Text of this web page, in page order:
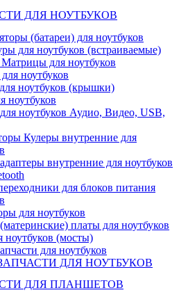
ДЛЯ НОУТБУКОВ
(батареи) для ноутбуков
для ноутбуков (встраиваемые)
для ноутбуков
ноутбуков
ноутбуков (крышки)
ноутбуков
ноутбуков Аудио, Видео, USB,
Кулеры внутренние для
внутренние для ноутбуков
для блоков питания
для ноутбуков
платы для ноутбуков
ноутбуков (мосты)
для ноутбуков
ЗАПЧАСТИ ДЛЯ НОУТБУКОВ
ДЛЯ ПЛАНШЕТОВ